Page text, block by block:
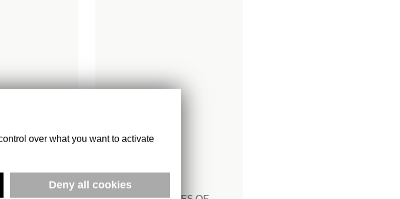
over what you want to activate
Deny all cookies